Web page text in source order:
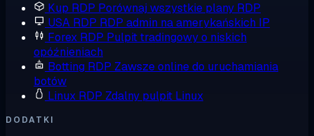
Kup RDP Porównaj wszystkie plany RDP
USA RDP RDP admin na amerykańskich IP
Forex RDP Pulpit tradingowy o niskich
opóźnieniach
Botting RDP Zawsze online do uruchamiania
botów
Linux RDP Zdalny pulpit Linux
DODATKI